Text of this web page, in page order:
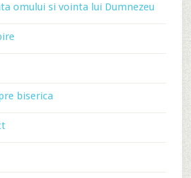
omului si vointa lui Dumnezeu
biserica